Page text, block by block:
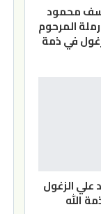
محمود
المرحوم
في ذمة
علي الزغول
الله